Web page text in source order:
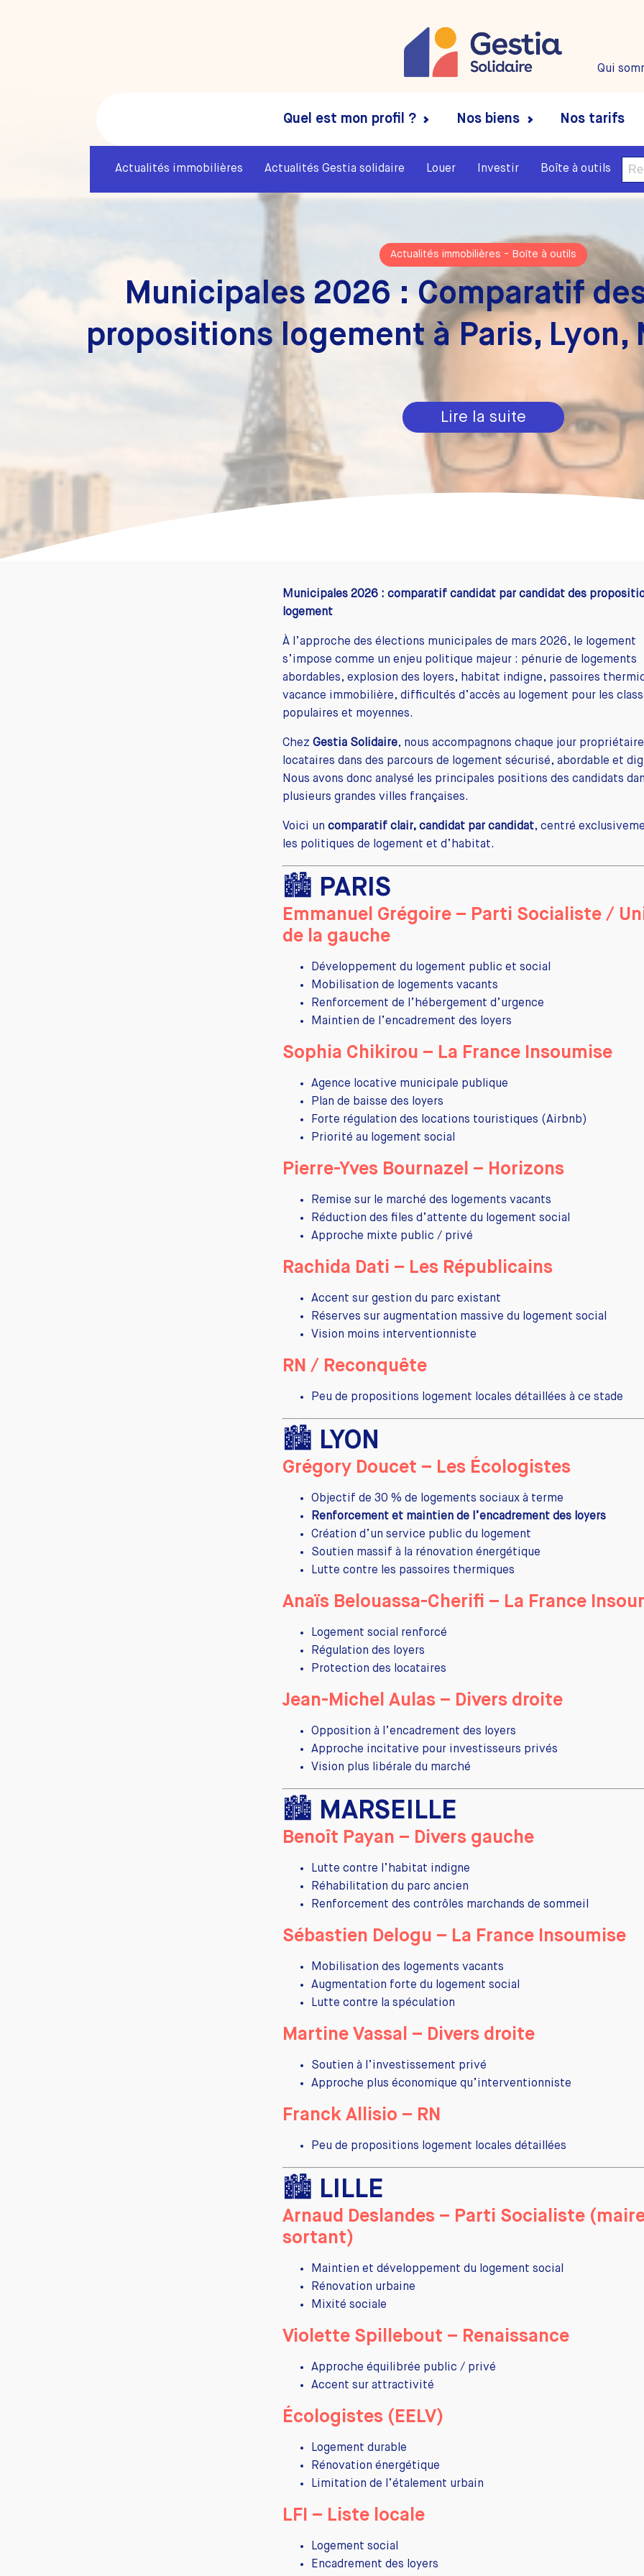
Qui
Quel est mon profil ? Nos biens Nos tarifs
Actualités immobilières Actualités Gestia solidaire Louer Investir Boîte à outils
Actualités immobilières - Boîte à outils
Municipales 2026 : Comparatif
propositions logement à Paris, Lyon,
Lire la suite
Municipales 2026 : comparatif candidat par candidat des
logement
À l’approche des élections municipales de mars 2026, le logement
s’impose comme un enjeu politique majeur : pénurie de logements
abordables, explosion des loyers, habitat indigne, passoires
vacance immobilière, difficultés d’accès au logement pour les
populaires et moyennes.
ChezGestia Solidaire, nous accompagnons chaque jour
locataires dans des parcours de logement sécurisé, abordable et
Nous avons donc analysé les principales positions des candidats
plusieurs grandes villes françaises.
Voici uncomparatif clair, candidat par candidat, centré
les politiques de logement et d’habitat.
🏙️ PARIS
Emmanuel Grégoire – Parti Socialiste /
de la gauche
Développement du logement public et social
Mobilisation de logements vacants
Renforcement de l’hébergement d’urgence
Maintien de l’encadrement des loyers
Sophia Chikirou – La France Insoumise
Agence locative municipale publique
Plan de baisse des loyers
Forte régulation des locations touristiques (Airbnb)
Priorité au logement social
Pierre-Yves Bournazel – Horizons
Remise sur le marché des logements vacants
Réduction des files d’attente du logement social
Approche mixte public / privé
Rachida Dati – Les Républicains
Accent sur gestion du parc existant
Réserves sur augmentation massive du logement social
Vision moins interventionniste
RN / Reconquête
Peu de propositions logement locales détaillées à ce stade
🏙️ LYON
Grégory Doucet – Les Écologistes
Objectif de 30 % de logements sociaux à terme
Renforcement et maintien de l’encadrement des loyers
Création d’un service public du logement
Soutien massif à la rénovation énergétique
Lutte contre les passoires thermiques
Anaïs Belouassa-Cherifi – La France
Logement social renforcé
Régulation des loyers
Protection des locataires
Jean-Michel Aulas – Divers droite
Opposition à l’encadrement des loyers
Approche incitative pour investisseurs privés
Vision plus libérale du marché
🏙️ MARSEILLE
Benoît Payan – Divers gauche
Lutte contre l’habitat indigne
Réhabilitation du parc ancien
Renforcement des contrôles marchands de sommeil
Sébastien Delogu – La France Insoumise
Mobilisation des logements vacants
Augmentation forte du logement social
Lutte contre la spéculation
Martine Vassal – Divers droite
Soutien à l’investissement privé
Approche plus économique qu’interventionniste
Franck Allisio – RN
Peu de propositions logement locales détaillées
🏙️ LILLE
Arnaud Deslandes – Parti Socialiste
sortant)
Maintien et développement du logement social
Rénovation urbaine
Mixité sociale
Violette Spillebout – Renaissance
Approche équilibrée public / privé
Accent sur attractivité
Écologistes (EELV)
Logement durable
Rénovation énergétique
Limitation de l’étalement urbain
LFI – Liste locale
Logement social
Encadrement des loyers